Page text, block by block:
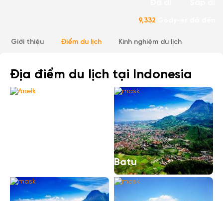
9,332
Giới thiệu Điểm du lịch Kinh nghiệm du lịch
Địa điểm du lịch tại Indonesia
Batu